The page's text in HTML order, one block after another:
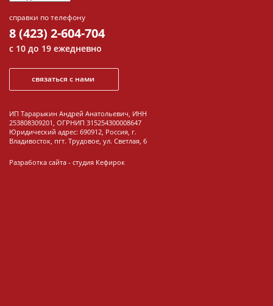
Все новинки
справки по телефону
8 (423) 2-604-704
с 10 до 19 ежедневно
связаться с нами
ИП Тарарыкин Андрей Анатольевич, ИНН
253808309201, ОГРНИП 315254300008647
Юридический адрес: 690912, Россия, г.
Владивосток, пгт. Трудовое, ул. Светлая, 6
Разработка сайта - студия Кефирок